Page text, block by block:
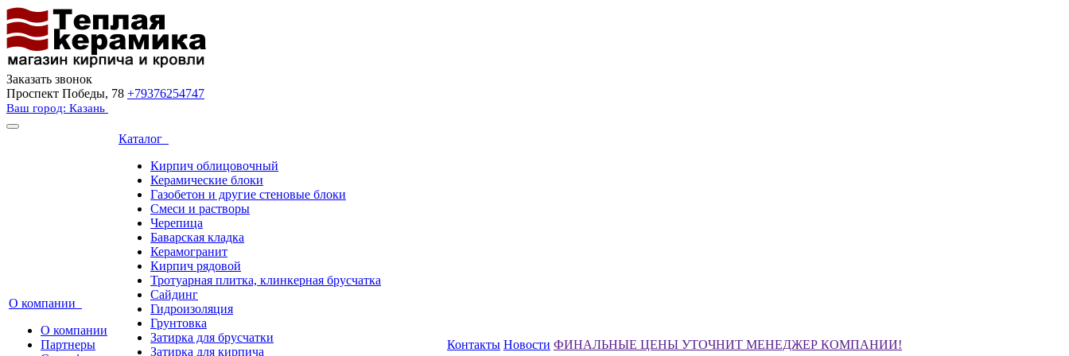
Заказать звонок
Проспект Победы, 78 +79376254747
Ваш город: Казань
О компании
О компании
Партнеры
Каталог
Кирпич облицовочный
Керамические блоки
Газобетон и другие стеновые блоки
Смеси и растворы
Черепица
Баварская кладка
Керамогранит
Кирпич рядовой
Тротуарная плитка, клинкерная брусчатка
Сайдинг
Гидроизоляция
Грунтовка
Затирка для брусчатки
Затирка для кирпича
Контакты Новости ФИНАЛЬНЫЕ ЦЕНЫ УТОЧНИТ МЕНЕДЖЕР КОМПАНИИ!